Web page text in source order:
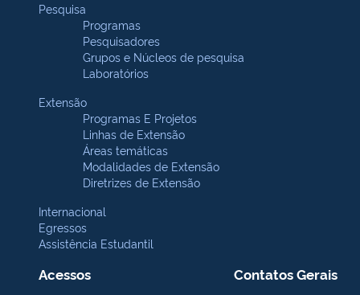
Pesquisa
Programas
Pesquisadores
Grupos e Núcleos de pesquisa
Laboratórios
Extensão
Programas E Projetos
Linhas de Extensão
Áreas temáticas
Modalidades de Extensão
Diretrizes de Extensão
Internacional
Egressos
Assistência Estudantil
Acessos Contatos Gerais